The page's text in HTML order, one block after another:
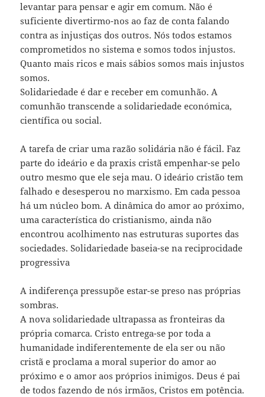
levantar para pensar e agir em comum. Não é
suficiente divertirmo-nos ao faz de conta falando
contra as injustiças dos outros. Nós todos estamos
comprometidos no sistema e somos todos injustos.
Quanto mais ricos e mais sábios somos mais injustos
somos.
Solidariedade é dar e receber em comunhão. A
comunhão transcende a solidariedade económica,
científica ou social.
A tarefa de criar uma razão solidária não é fácil. Faz
parte do ideário e da praxis cristã empenhar-se pelo
outro mesmo que ele seja mau. O ideário cristão tem
falhado e desesperou no marxismo. Em cada pessoa
há um núcleo bom. A dinâmica do amor ao próximo,
uma característica do cristianismo, ainda não
encontrou acolhimento nas estruturas suportes das
sociedades. Solidariedade baseia-se na reciprocidade
progressiva
A indiferença pressupõe estar-se preso nas próprias
sombras.
A nova solidariedade ultrapassa as fronteiras da
própria comarca. Cristo entrega-se por toda a
humanidade indiferentemente de ela ser ou não
cristã e proclama a moral superior do amor ao
próximo e o amor aos próprios inimigos. Deus é pai
de todos fazendo de nós irmãos, Cristos em potência.